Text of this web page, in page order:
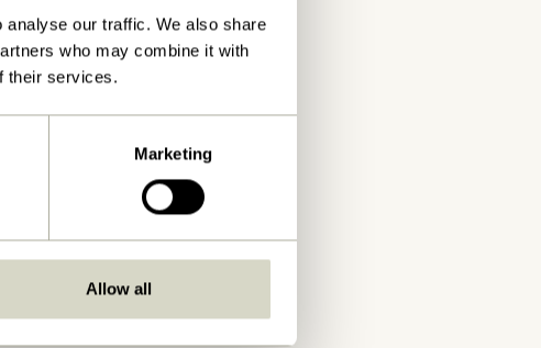
our traffic. We also share
who may combine it with
their services.
Marketing
Allow all
Soyez
de
vous faut.
le look. Et